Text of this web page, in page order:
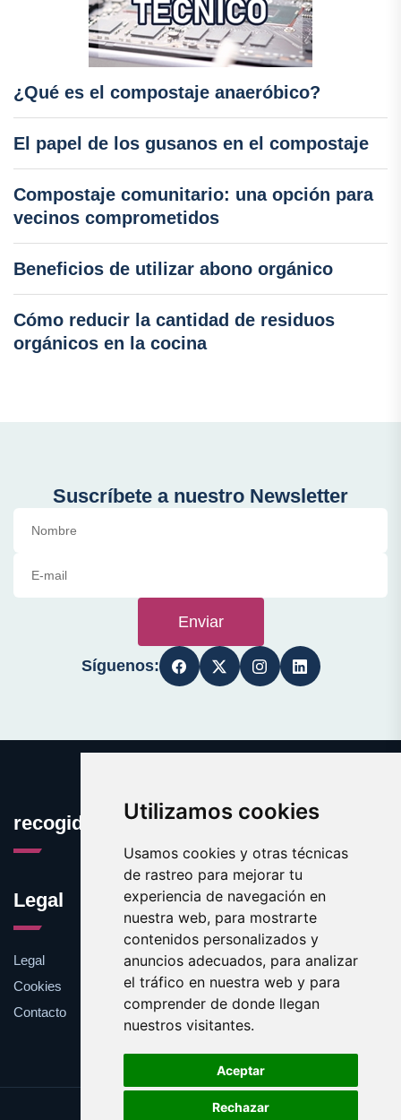
Utilizamos cookies
Usamos cookies y otras técnicas
de rastreo para mejorar tu
experiencia de navegación en
nuestra web, para mostrarte
contenidos personalizados y
anuncios adecuados, para analizar
el tráfico en nuestra web y para
comprender de donde llegan
nuestros visitantes.
Aceptar
Rechazar
¿Qué es el compostaje anaeróbico?
El papel de los gusanos en el compostaje
Compostaje comunitario: una opción para
vecinos comprometidos
Beneficios de utilizar abono orgánico
Cómo reducir la cantidad de residuos
orgánicos en la cocina
Suscríbete a nuestro Newsletter
Enviar
Síguenos:
recogidaselectiva.com
Legal
Legal
Cookies
Contacto